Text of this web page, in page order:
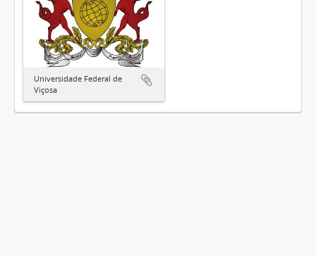
Universidade Federal de
Viçosa